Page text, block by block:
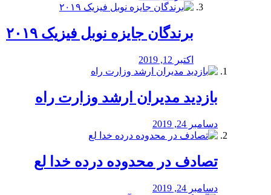
برندگان جایزه نوبل فیزیک ۲۰۱۹
اکتبر 12, 2019
بازدید مدیران ارشد وزارت راه
دسامبر 24, 2019
تصادف در محدوده درده خدا لع
دسامبر 24, 2019